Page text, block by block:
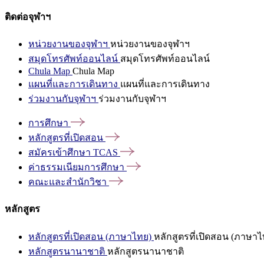
ติดต่อจุฬาฯ
หน่วยงานของจุฬาฯ หน่วยงานของจุฬาฯ
สมุดโทรศัพท์ออนไลน์ สมุดโทรศัพท์ออนไลน์
Chula Map Chula Map
แผนที่และการเดินทาง แผนที่และการเดินทาง
ร่วมงานกับจุฬาฯ ร่วมงานกับจุฬาฯ
การศึกษา
หลักสูตรที่เปิดสอน
สมัครเข้าศึกษา TCAS
ค่าธรรมเนียมการศึกษา
คณะและสำนักวิชา
หลักสูตร
หลักสูตรที่เปิดสอน (ภาษาไทย) หลักสูตรที่เปิดสอน (ภาษาไ
หลักสูตรนานาชาติ หลักสูตรนานาชาติ